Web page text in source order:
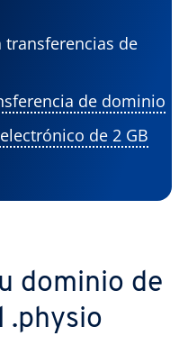
transferencias de
de dominio
de 2 GB
dominio de
.physio